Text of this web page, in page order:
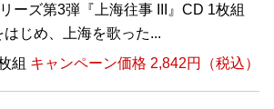
ーズ第3弾『上海往事 III』CD 1枚組
じめ、上海を歌った...
組 キャンペーン価格 2,842円（税込）